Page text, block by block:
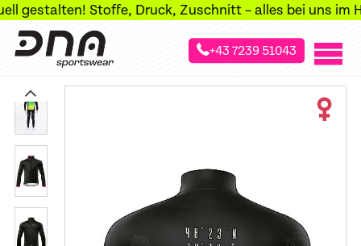
Stoffe, Druck, Zuschnitt – alles bei uns im
+43 7239 51043
»